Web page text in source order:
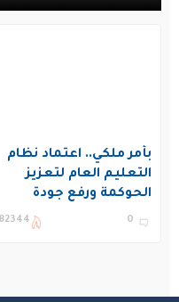
بأمر ملكي.. اعتماد نظام
التعليم العام لتعزيز
الحوكمة ورفع جودة
التعليم في المملكة
0
82344